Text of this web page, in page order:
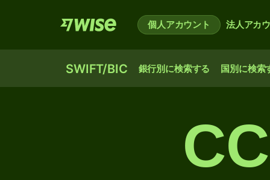
個人アカウント 法人アカ
SWIFT/BIC 銀行別に検索する 国別に検索